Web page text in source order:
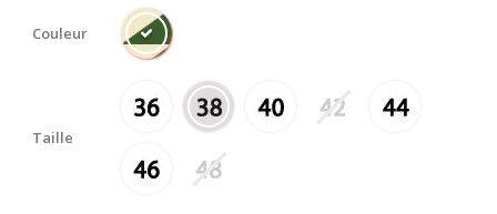
Couleur
Taille